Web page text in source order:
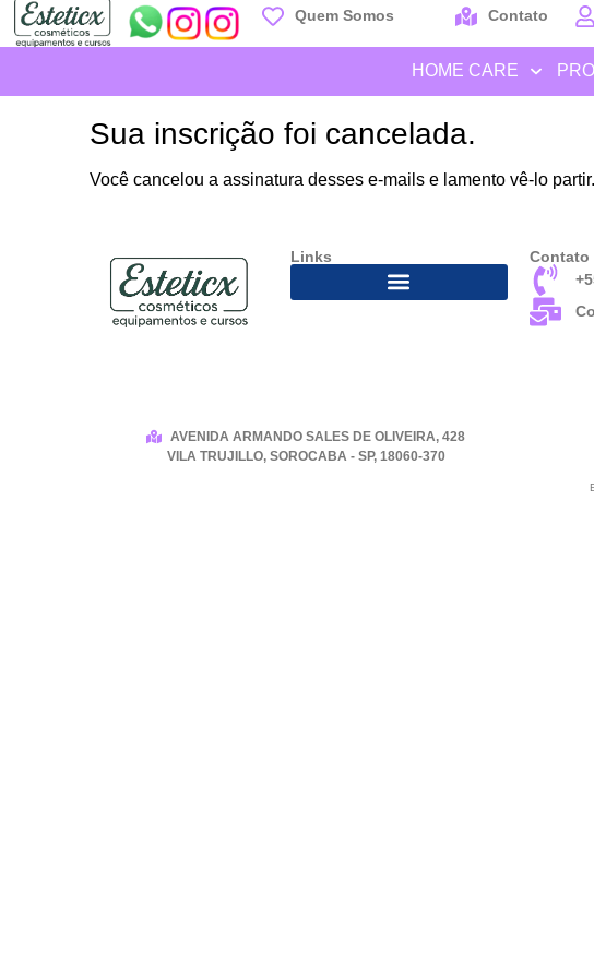
Quem Somos Contato
HOME CARE
Sua inscrição foi cancelada.
Você cancelou a assinatura desses e-mails e lamento vê-lo partir.
Links
Contato
AVENIDA ARMANDO SALES DE OLIVEIRA, 428
VILA TRUJILLO, SOROCABA - SP, 18060-370